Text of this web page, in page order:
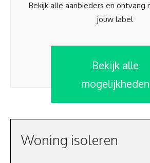
Bekijk alle aanbieders en ontvang
jouw label
Bekijk alle
mogelijkheden
Woning isoleren